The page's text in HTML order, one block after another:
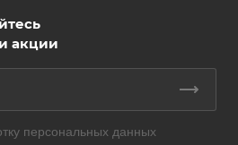
акции
персональных данных